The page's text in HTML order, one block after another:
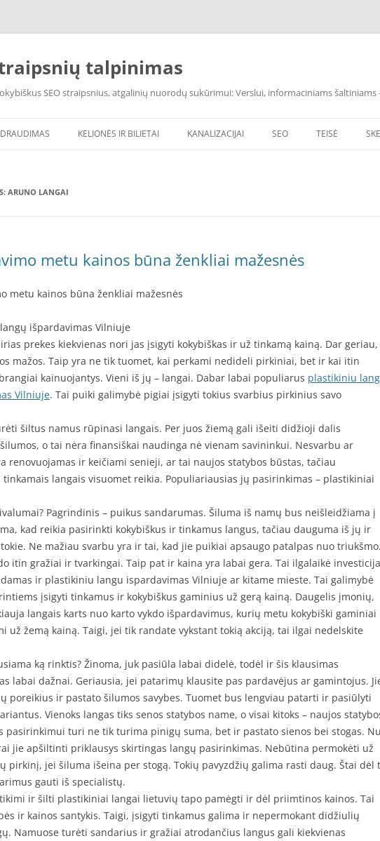
talpinimas
SEO straipsnius, atgalinių nuorodų sukūrimui: Verslui, informaciniams šaltiniams
DRAUDIMAS KELIONĖS IR BILIETAI KANALIZACIJAI SEO TEISĖ
ARUNO LANGAI
metu kainos būna ženkliai mažesnės
metu kainos būna ženkliai mažesnės
išpardavimas Vilniuje
prekes kiekvienas nori jas įsigyti kokybiškas ir už tinkamą kainą. Dar geriau,
mažos. Taip yra ne tik tuomet, kai perkami nedideli pirkiniai, bet ir kai itin
kainuojantys. Vieni iš jų – langai. Dabar labai populiarus plastikiniu
Vilniuje. Tai puiki galimybė pigiai įsigyti tokius svarbius pirkinius savo
šiltus namus rūpinasi langais. Per juos žiemą gali išeiti didžioji dalis
o tai nėra finansiškai naudinga nė vienam savininkui. Nesvarbu ar
renovuojamas ir keičiami senieji, ar tai naujos statybos būstas, tačiau
langais visuomet reikia. Populiariausias jų pasirinkimas – plastikiniai
Pagrindinis – puikus sandarumas. Šiluma iš namų bus neišleidžiama į
kad reikia pasirinkti kokybiškus ir tinkamus langus, tačiau dauguma iš jų ir
Ne mažiau svarbu yra ir tai, kad jie puikiai apsaugo patalpas nuo triukšmo.
itin gražiai ir tvarkingai. Taip pat ir kaina yra labai gera. Tai ilgalaikė
ir plastikiniu langu ispardavimas Vilniuje ar kitame mieste. Tai galimybė
įsigyti tinkamus ir kokybiškus gaminius už gerą kainą. Daugelis įmonių,
langais karts nuo karto vykdo išpardavimus, kurių metu kokybiški gaminiai
už žemą kainą. Taigi, jei tik randate vykstant tokią akciją, tai ilgai nedelskite
ką rinktis? Žinoma, juk pasiūla labai didelė, todėl ir šis klausimas
labai dažnai. Geriausia, jei patarimų klausite pas pardavėjus ar gamintojus.
poreikius ir pastato šilumos savybes. Tuomet bus lengviau patarti ir pasiūlyti
Vienoks langas tiks senos statybos name, o visai kitoks – naujos
pasirinkimui turi ne tik turima pinigų suma, bet ir pastato sienos bei stogas.
jie apšiltinti priklausys skirtingas langų pasirinkimas. Nebūtina permokėti už
pirkinį, jei šiluma išeina per stogą. Tokių pavyzdžių galima rasti daug. Štai dėl
gauti iš specialistų.
ir šilti plastikiniai langai lietuvių tapo pamėgti ir dėl priimtinos kainos. Tai
ir kainos santykis. Taigi, įsigyti tinkamus galima ir nepermokant didžiulių
Namuose turėti sandarius ir gražiai atrodančius langus gali kiekvienas